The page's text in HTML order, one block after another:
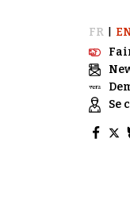
FR
Se